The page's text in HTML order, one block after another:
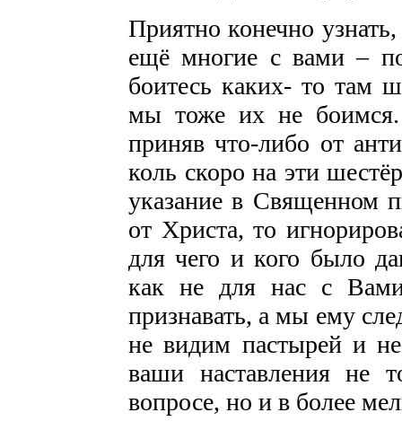
Приятно конечно
ещё многие с вами –
боитесь каких- то там
мы тоже их не
приняв что-либо от
коль скоро на эти
указание в Священном
от Христа, то
для чего и кого было
как не для нас с
признавать, а мы ему
не видим пастырей и
ваши наставления не
вопросе, но и в более